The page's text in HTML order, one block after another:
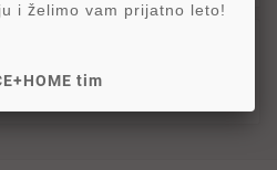
i želimo vam prijatno leto!
tim